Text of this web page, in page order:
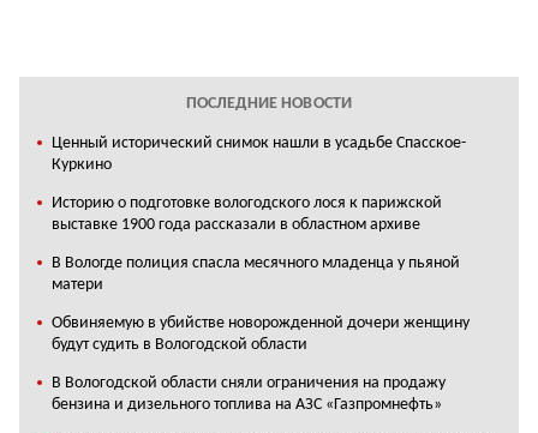
ПОСЛЕДНИЕ НОВОСТИ
Ценный исторический снимок нашли в усадьбе Спасское-
Куркино
Историю о подготовке вологодского лося к парижской
выставке 1900 года рассказали в областном архиве
В Вологде полиция спасла месячного младенца у пьяной
матери
Обвиняемую в убийстве новорожденной дочери женщину
будут судить в Вологодской области
В Вологодской области сняли ограничения на продажу
бензина и дизельного топлива на АЗС «Газпромнефть»